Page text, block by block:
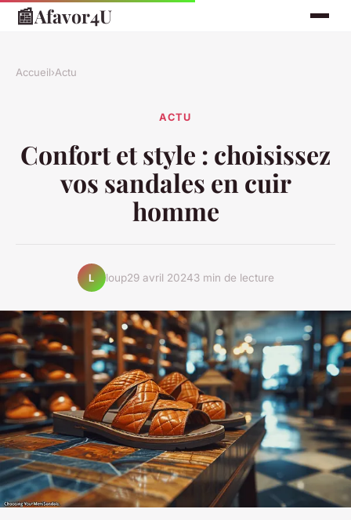
📰Afavor4U
Accueil›Actu
ACTU
Confort et style : choisissez
vos sandales en cuir
homme
L loup29 avril 20243 min de lecture